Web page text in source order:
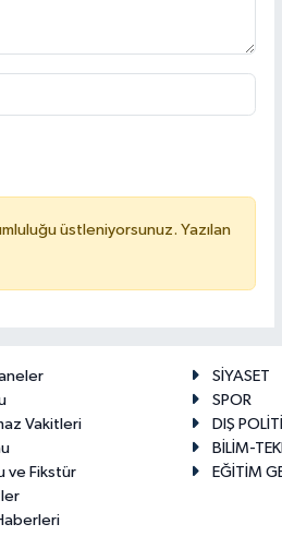
üstleniyorsunuz. Yazılan
Vakitleri
ve Fikstür
SİYASET
SPOR
DIŞ
BİLİM-
EĞİTİM